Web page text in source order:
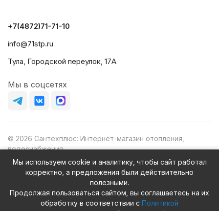
+7(4872)71-71-10
info@71stp.ru
Тула, Городской переулок, 17А
Мы в соцсетях
© 2026 Сантехплюс: Интернет-магазин отопления,
водоснабжения
Юридический адрес: 390023, г. Рязань, проезд Яблочкова,
ИНН/КПП: 6230087631/623001001
ОГРН: 1156230000080
Мы используем cookie и аналитику, чтобы сайт работал
корректно, а предложения были действительно
полезными.
Продолжая пользоваться сайтом, вы соглашаетесь на их
обработку в соответствии с Политикой